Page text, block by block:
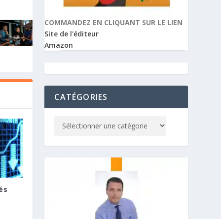
COMMANDEZ EN CLIQUANT SUR LE LIEN
Site de l'éditeur
Amazon
CATÉGORIES